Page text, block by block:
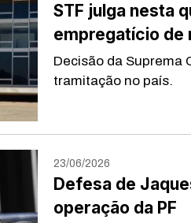
STF julga nesta
empregatício
Decisão da Suprema
tramitação no país.
23/06/2026
Defesa de
operação da PF